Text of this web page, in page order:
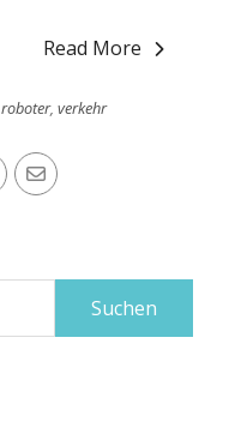
Read More
roboter, verkehr